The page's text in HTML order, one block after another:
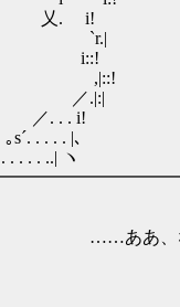
|
＿＿
､,-
. . |
ヽ ‐-
もう慣れ